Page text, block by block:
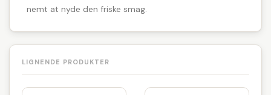
nemt at nyde den friske smag.
LIGNENDE PRODUKTER